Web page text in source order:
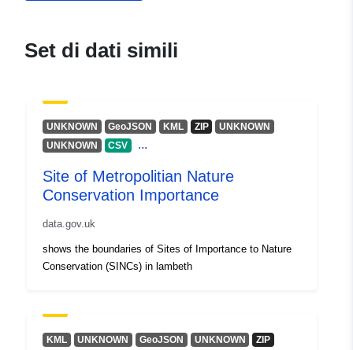
Set di dati simili
UNKNOWN GeoJSON KML ZIP
UNKNOWN
UNKNOWN
CSV ...
Site of Metropolitian Nature
Conservation Importance
data.gov.uk
shows the boundaries of Sites of Importance to Nature
Conservation (SINCs) in lambeth
KML UNKNOWN GeoJSON UNKNOWN
ZIP